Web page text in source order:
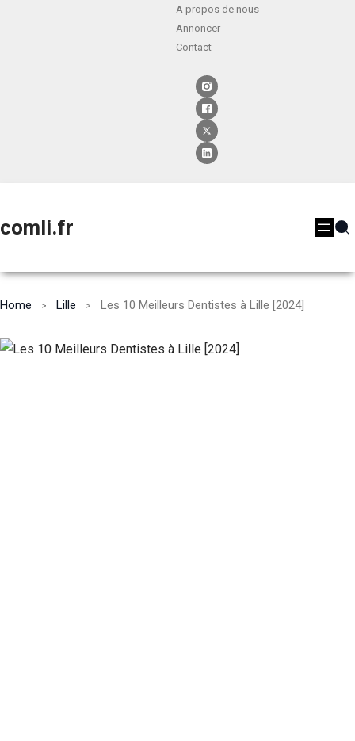
A propos de nous
Annoncer
Contact
comli.fr
Home Lille Les 10 Meilleurs Dentistes à Lille [2024]